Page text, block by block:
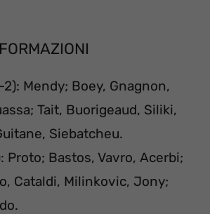
2): Mendy; Boey, Gnagnon,
Tait, Buorigeaud, Siliki,
Siebatcheu.
Proto; Bastos, Vavro, Acerbi;
Cataldi, Milinkovic, Jony;